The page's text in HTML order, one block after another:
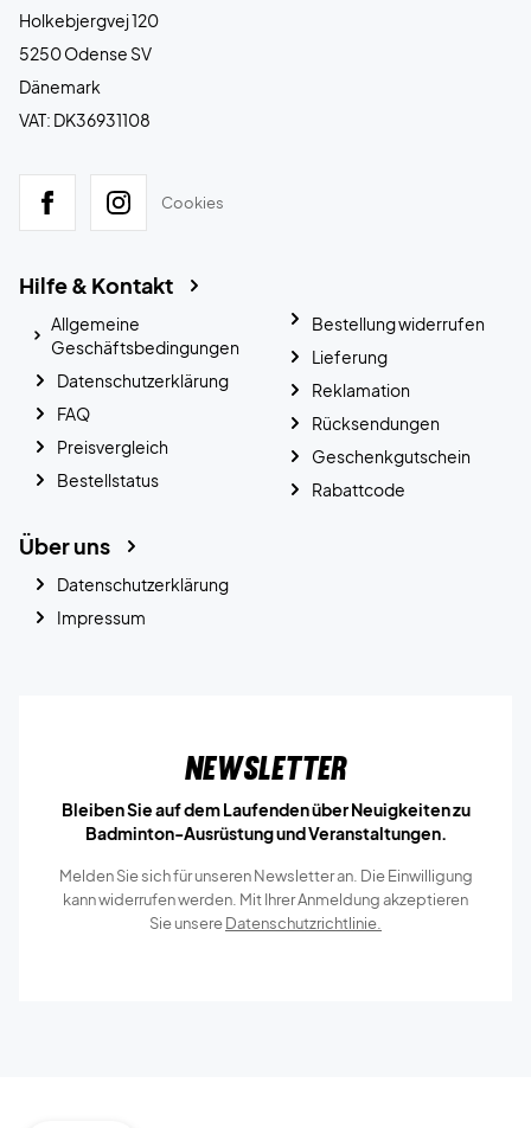
Holkebjergvej 120
5250 Odense SV
Dänemark
VAT: DK36931108
Cookies
Hilfe & Kontakt
Allgemeine
Geschäftsbedingungen
Datenschutzerklärung
FAQ
Preisvergleich
Bestellstatus
Bestellung widerrufen
Lieferung
Reklamation
Rücksendungen
Geschenkgutschein
Rabattcode
Über uns
Datenschutzerklärung
Impressum
Newsletter
Bleiben Sie auf dem Laufenden über Neuigkeiten zu
Badminton-Ausrüstung und Veranstaltungen.
Melden Sie sich für unseren Newsletter an. Die Einwilligung
kann widerrufen werden. Mit Ihrer Anmeldung akzeptieren
Sie unsereDatenschutzrichtlinie.